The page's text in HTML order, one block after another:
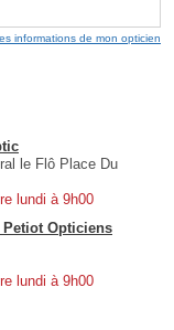
informations de mon opticien
le Flô Place Du
lundi à 9h00
Petiot Opticiens
lundi à 9h00